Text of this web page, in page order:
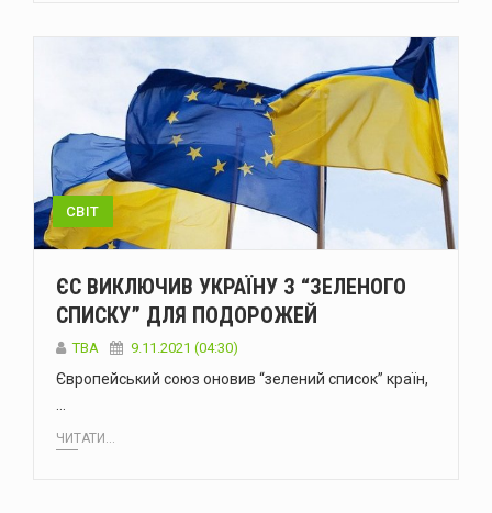
СВІТ
ЄС ВИКЛЮЧИВ УКРАЇНУ З “ЗЕЛЕНОГО
СПИСКУ” ДЛЯ ПОДОРОЖЕЙ
ТВА 9.11.2021 (04:30)
Європейський союз оновив “зелений список” країн,
…
ЧИТАТИ...